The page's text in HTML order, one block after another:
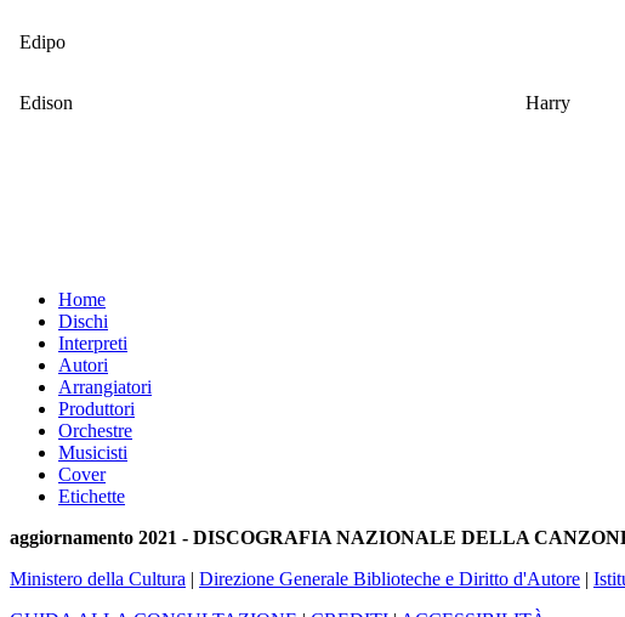
Edipo
Edison Harry
Home
Dischi
Interpreti
Autori
Arrangiatori
Produttori
Orchestre
Musicisti
Cover
Etichette
aggiornamento 2021 - DISCOGRAFIA NAZIONALE DELLA
Ministero della Cultura | Direzione Generale Biblioteche e Diritto d'Autore |